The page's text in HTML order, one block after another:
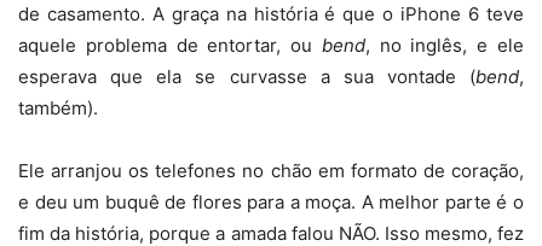
de casamento. A graça na história é que o iPhone 6 teve
aquele problema de entortar, ou bend, no inglês, e ele
esperava que ela se curvasse a sua vontade (bend,
também).
Ele arranjou os telefones no chão em formato de coração,
e deu um buquê de flores para a moça. A melhor parte é o
fim da história, porque a amada falou NÃO. Isso mesmo, fez